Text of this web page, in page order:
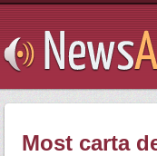
Most carta